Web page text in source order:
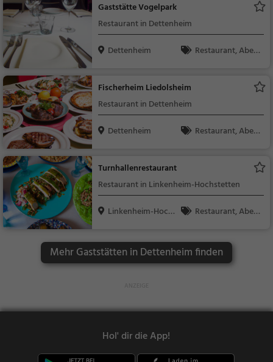
Gaststätte Vogelpark
Restaurant in Dettenheim
Dettenheim
Restaurant, Aben
Fischerheim Liedolsheim
Restaurant in Dettenheim
Dettenheim
Restaurant, Aben
Turnhallenrestaurant
Restaurant in Linkenheim-Hochstetten
Linkenheim-Hochs
Restaurant, Aben
Mehr Gaststätten in Dettenheim finden
Hol' dir die App!